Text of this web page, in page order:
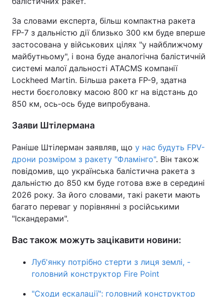
За словами експерта, більш компактна ракета
FP-7 з дальністю дії близько 300 км буде вперше
застосована у військових цілях "у найближчому
майбутньому", і вона буде аналогічна балістичній
системі малої дальності ATACMS компанії
Lockheed Martin. Більша ракета FP-9, здатна
нести боєголовку масою 800 кг на відстань до
850 км, ось-ось буде випробувана.
Заяви Штілермана
Раніше Штілерман заявляв, що у нас будуть FPV-
дрони розміром з ракету "Фламінго". Він також
повідомив, що українська балістична ракета з
дальністю до 850 км буде готова вже в середині
2026 року. За його словами, такі ракети мають
багато переваг у порівнянні з російськими
"Іскандерами".
Вас також можуть зацікавити новини:
Луб'янку потрібно стерти з лиця землі, -
головний конструктор Fire Point
"Сходи ескалації": головний конструктор